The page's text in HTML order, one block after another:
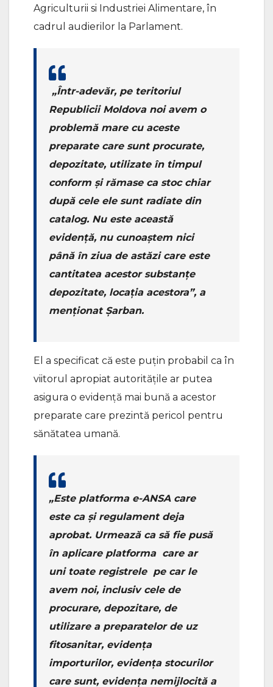
Agriculturii si Industriei Alimentare, în
cadrul audierilor la Parlament.
„Într-adevăr, pe teritoriul
Republicii Moldova noi avem o
problemă mare cu aceste
preparate care sunt procurate,
depozitate, utilizate în timpul
conform și rămase ca stoc chiar
după cele ele sunt radiate din
catalog. Nu este această
evidență, nu cunoaștem nici
până în ziua de astăzi care este
cantitatea acestor substanțe
depozitate, locația acestora”, a
menționat Șarban.
El a specificat că este puțin probabil ca în
viitorul apropiat autoritățile ar putea
asigura o evidență mai bună a acestor
preparate care prezintă pericol pentru
sănătatea umană.
„Este platforma e-ANSA care
este ca și regulament deja
aprobat. Urmează ca să fie pusă
în aplicare platforma care ar
uni toate registrele pe car le
avem noi, inclusiv cele de
procurare, depozitare, de
utilizare a preparatelor de uz
fitosanitar, evidența
importurilor, evidența stocurilor
care sunt, evidența nemijlocită a